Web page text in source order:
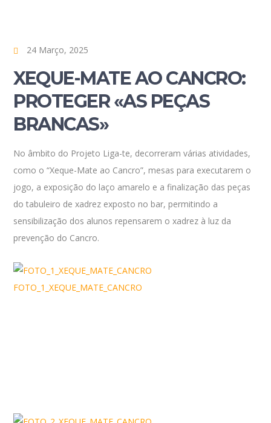
24 Março, 2025
XEQUE-MATE AO CANCRO:
PROTEGER «AS PEÇAS
BRANCAS»
No âmbito do Projeto Liga-te, decorreram várias atividades,
como o “Xeque-Mate ao Cancro”, mesas para executarem o
jogo, a exposição do laço amarelo e a finalização das peças
do tabuleiro de xadrez exposto no bar, permitindo a
sensibilização dos alunos repensarem o xadrez à luz da
prevenção do Cancro.
FOTO_1_XEQUE_MATE_CANCRO